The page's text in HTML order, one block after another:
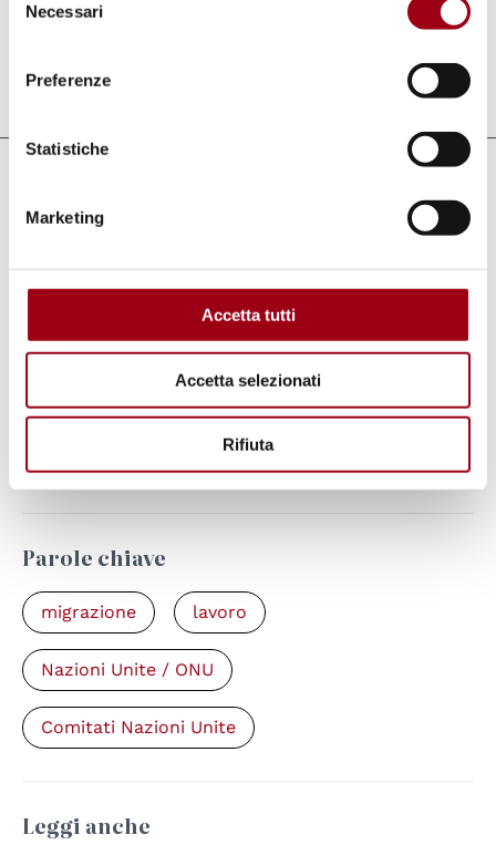
delNecessari
Preferenze
Statistiche
Marketing
Accetta tutti
Accetta selezionati
Rifiuta
Convenzione.
Nazioni Unite, Comitato per la protezione
dei diritti dei lavoratori migranti e dei
membri delle loro famiglie, pagina della
Nazioni Unite, Comitato per la protezione
dei diritti dei lavoratori migranti e dei
Parole chiave
migrazione lavoro
Nazioni Unite / ONU
Comitati Nazioni Unite
Leggi anche